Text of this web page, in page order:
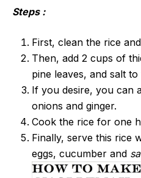
Steps :
First, clean the rice
Then, add 2 cups of
pine leaves, and salt to
If you desire, you can
onions and ginger.
Cook the rice for one
Finally, serve this rice
eggs, cucumber and